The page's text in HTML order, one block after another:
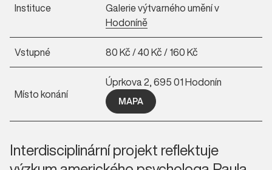
Instituce
Galerie výtvarného umění v
Hodoníně
Vstupné 80 Kč / 40 Kč / 160 Kč
Místo konání
Úprkova 2, 695 01 Hodonín
MAPA
Interdisciplinární projekt reflektuje